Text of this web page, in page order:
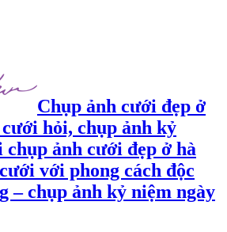
Chụp ảnh cưới đẹp ở
hỏi, chụp ảnh kỷ
ảnh cưới đẹp ở hà
với phong cách độc
– chụp ảnh kỷ niệm ngày